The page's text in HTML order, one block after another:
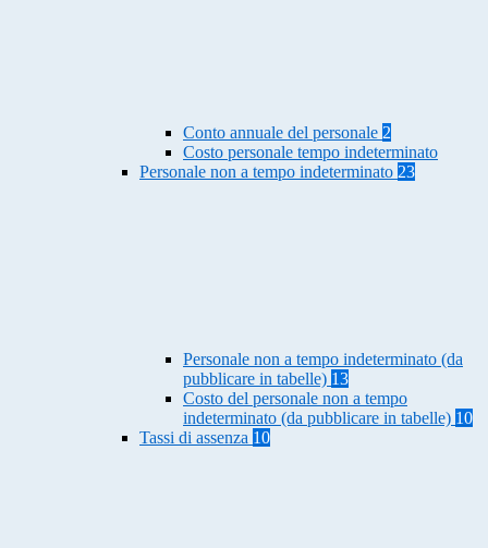
Conto annuale del personale 2
Costo personale tempo indeterminato
Personale non a tempo indeterminato 23
Personale non a tempo indeterminato (da
pubblicare in tabelle) 13
Costo del personale non a tempo
indeterminato (da pubblicare in tabelle) 10
Tassi di assenza 10